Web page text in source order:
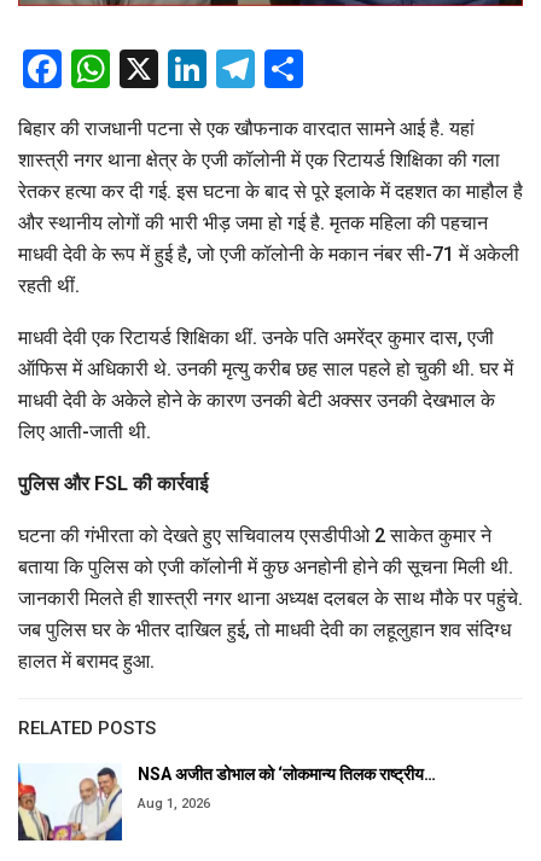
Facebook
WhatsApp
X LinkedIn
Telegram
बिहार की राजधानी पटना से एक खौफनाक वारदात सामने आई है. यहां
शास्त्री नगर थाना क्षेत्र के एजी कॉलोनी में एक रिटायर्ड शिक्षिका की गला
रेतकर हत्या कर दी गई. इस घटना के बाद से पूरे इलाके में दहशत का माहौल है
और स्थानीय लोगों की भारी भीड़ जमा हो गई है. मृतक महिला की पहचान
माधवी देवी के रूप में हुई है, जो एजी कॉलोनी के मकान नंबर सी-71 में अकेली
रहती थीं.
माधवी देवी एक रिटायर्ड शिक्षिका थीं. उनके पति अमरेंद्र कुमार दास, एजी
ऑफिस में अधिकारी थे. उनकी मृत्यु करीब छह साल पहले हो चुकी थी. घर में
माधवी देवी के अकेले होने के कारण उनकी बेटी अक्सर उनकी देखभाल के
लिए आती-जाती थी.
पुलिस और FSL की कार्रवाई
घटना की गंभीरता को देखते हुए सचिवालय एसडीपीओ 2 साकेत कुमार ने
बताया कि पुलिस को एजी कॉलोनी में कुछ अनहोनी होने की सूचना मिली थी.
जानकारी मिलते ही शास्त्री नगर थाना अध्यक्ष दलबल के साथ मौके पर पहुंचे.
जब पुलिस घर के भीतर दाखिल हुई, तो माधवी देवी का लहूलुहान शव संदिग्ध
हालत में बरामद हुआ.
RELATED POSTS
NSA अजीत डोभाल को ‘लोकमान्य तिलक राष्ट्रीय…
Aug 1, 2026